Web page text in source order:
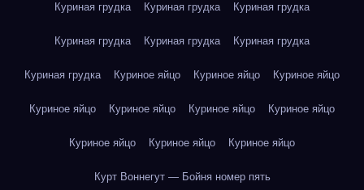
Куриная грудка Куриная грудка Куриная грудка
Куриная грудка Куриная грудка Куриная грудка
Куриная грудка Куриное яйцо Куриное яйцо Куриное яйцо
Куриное яйцо Куриное яйцо Куриное яйцо Куриное яйцо
Куриное яйцо Куриное яйцо Куриное яйцо
Курт Воннегут — Бойня номер пять